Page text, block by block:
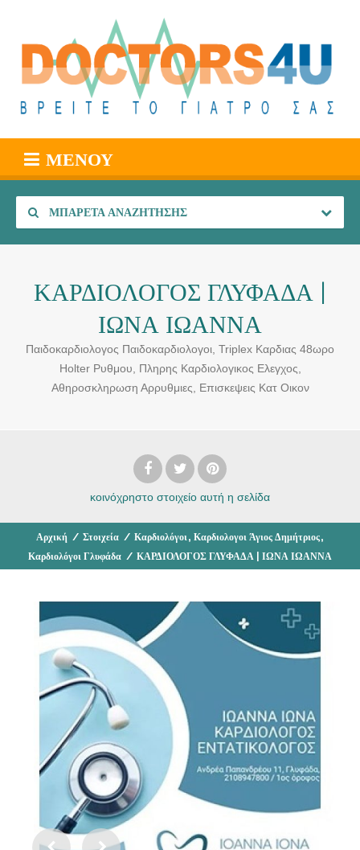
ΜΕΝΟΎ
ΜΠΑΡΈΤΑ ΑΝΑΖΉΤΗΣΗΣ
ΚΑΡΔΙΟΛΟΓΟΣ ΓΛΥΦΑΔΑ |
ΙΩΝΑ ΙΩΑΝΝΑ
Παιδοκαρδιολογος Παιδοκαρδιολογοι, Triplex Καρδιας 48ωρο
Holter Ρυθμου, Πληρης Καρδιολογικος Ελεγχος,
Αθηροσκληρωση Αρρυθμιες, Επισκεψεις Κατ Οικον
κοινόχρηστο στοιχείο αυτή η σελίδα
Αρχική / Στοιχεία / Καρδιολόγοι , Καρδιολογοι Άγιος Δημήτριος,
Καρδιολόγοι Γλυφάδα / ΚΑΡΔΙΟΛΟΓΟΣ ΓΛΥΦΑΔΑ | ΙΩΝΑ ΙΩΑΝΝΑ